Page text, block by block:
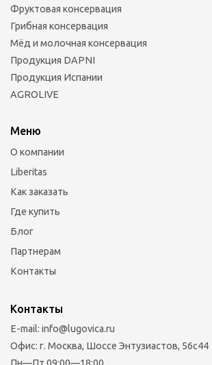
Фруктовая консервация
Грибная консервация
Мёд и молочная консервация
Продукция DAPNI
Продукция Испании
AGROLIVE
Меню
О компании
Liberitas
Как заказать
Где купить
Блог
Партнерам
Контакты
Контакты
E-mail: info@lugovica.ru
Офис: г. Москва, Шоссе Энтузиастов, 56с44